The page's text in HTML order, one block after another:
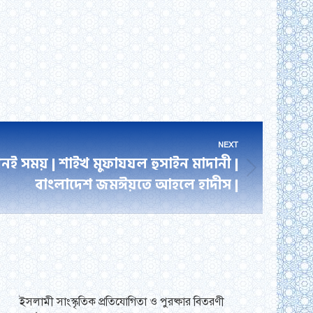
NEXT
সময় | শাইখ মুফাযযল হুসাইন মাদানী |
বাংলাদেশ জমঈয়তে আহলে হাদীস |
ইসলামী সাংস্কৃতিক প্রতিযোগিতা ও পুরষ্কার বিতরণী